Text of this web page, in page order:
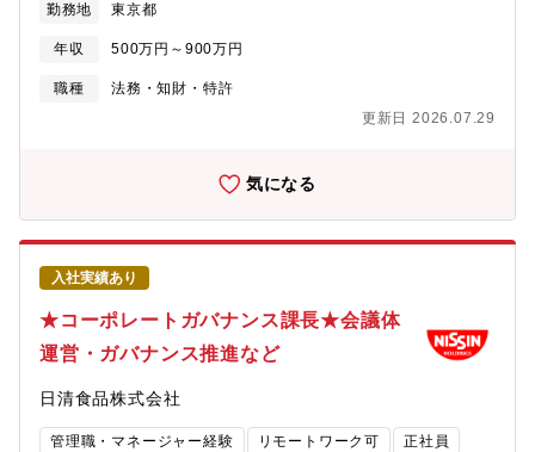
ど）・商標出願（弁理士との仲介業務）・各種審判対応・知的財
産権の各種管理業務 ・社内向け知財関連勉強会開催 など【組
織構成・就業環境】法務・ガバナンス室には15名が在籍しており
ます。配属となる知財管理チームには8名が所属しております。
度となっております。フルフレックス勤務、在宅勤務も週2回程度
在宅勤務は入社後1年以降を想定しております。【同社の想い】
「地の恵み スパイス&ハーブ」を科学的に解明し、おいしさだけ
でない無限の可能性を引き出します。人が日々、おいしく食べ
て、美しく、健やかに、安心して暮らせる生活のお役に立ちた
い。笑顔ある食卓、夢ある暮らしの中に「S&B」がある。それが
私たちの願いです。そして、お客様からいただいたブランドへの
信頼が、より社会に役立つ研究や製品開発の原動力となり、さら
には従業員の幸せな暮らしと生き甲斐につながることが理想で
す。お客様の笑顔の向こうには、きっと、今日より明るい未来が
り。だから、私たちが納得したものだけにしか「S&B」のラベル
を貼りません。
勤務地 東京都
年収 500万円～900万円
職種
法務・知財・特許
更新日 2026.07.29
気になる
入社実績あり
★コーポレートガバナンス課長★会議体
運営・ガバナンス推進など
日清食品株式会社
管理職・マネージャー経験 リモートワーク可 正社員